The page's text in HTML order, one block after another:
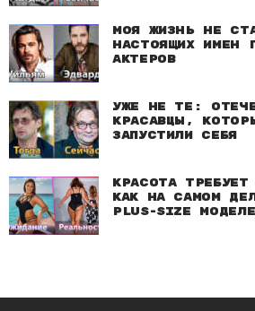
Моя жизнь не
настоящих имен
актеров
Уже не те:
красавцы,
запустили себя
Красота
как на самом
plus-size